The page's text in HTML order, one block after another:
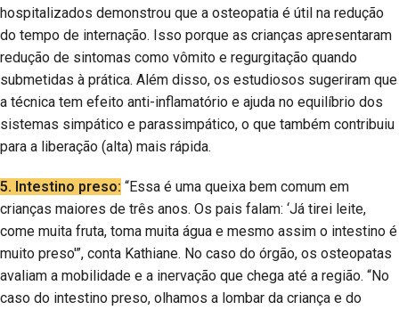
hospitalizados demonstrou que a osteopatia é útil na redução
do tempo de internação. Isso porque as crianças apresentaram
redução de sintomas como vômito e regurgitação quando
submetidas à prática. Além disso, os estudiosos sugeriram que
a técnica tem efeito anti-inflamatório e ajuda no equilíbrio dos
sistemas simpático e parassimpático, o que também contribuiu
para a liberação (alta) mais rápida.
5. Intestino preso: “Essa é uma queixa bem comum em
crianças maiores de três anos. Os pais falam: ‘Já tirei leite,
come muita fruta, toma muita água e mesmo assim o intestino é
muito preso'”, conta Kathiane. No caso do órgão, os osteopatas
avaliam a mobilidade e a inervação que chega até a região. “No
caso do intestino preso, olhamos a lombar da criança e do